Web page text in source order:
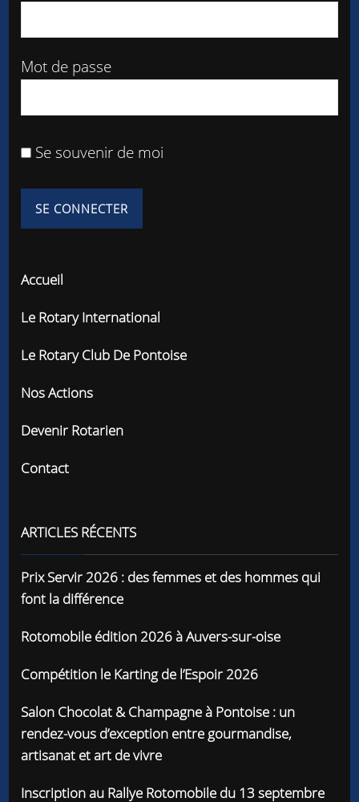
Mot de passe
Se souvenir de moi
Accueil
Le Rotary International
Le Rotary Club De Pontoise
Nos Actions
Devenir Rotarien
Contact
ARTICLES RÉCENTS
Prix Servir 2026 : des femmes et des hommes qui
font la différence
Rotomobile édition 2026 à Auvers-sur-oise
Compétition le Karting de l’Espoir 2026
Salon Chocolat & Champagne à Pontoise : un
rendez-vous d’exception entre gourmandise,
artisanat et art de vivre
Inscription au Rallye Rotomobile du 13 septembre